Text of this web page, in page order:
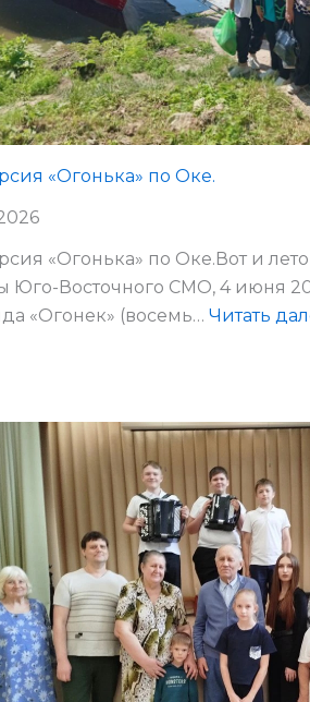
«Огонька» по Оке.
«Огонька» по Оке.Вот и
Юго-Восточного СМО, 4 июня
«Огонек» (восемь… Читать